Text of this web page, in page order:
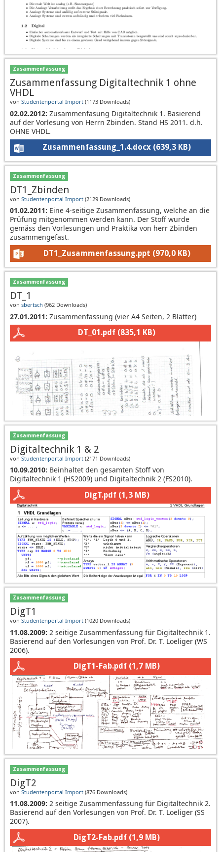
Zusammenfassung
Zusammenfassung Digitaltechnik 1 ohne
VHDL
von Studentenportal Import (1173 Downloads)
02.02.2012: Zusammenfasung Digitaltechnik 1. Basierend
auf der Vorlesung von Herrn Zbinden. Stand HS 2011. d.h.
OHNE VHDL.
Zusammenfassung_1.4.docx (639,3 KB)
Zusammenfassung
DT1_Zbinden
von Studentenportal Import (2129 Downloads)
01.02.2011: Eine 4-seitige Zusammenfassung, welche an die
Prüfung mitgenommen werden kann. Der Stoff wurde
gemäss den Vorlesungen und Praktika von herr Zbinden
zusammengefast.
DT1_Zusammenfassung.ppt (970,0 KB)
Zusammenfassung
DT_1
von sbertsch (962 Downloads)
27.01.2011: Zusammenfassung (vier A4 Seiten, 2 Blätter)
DT_01.pdf (835,1 KB)
Zusammenfassung
Digitaltechnik 1 & 2
von Studentenportal Import (2171 Downloads)
10.09.2010: Beinhaltet den gesamten Stoff von
Digitaltechnik 1 (HS2009) und Digitaltechnik 2 (FS2010).
DigT.pdf (1,3 MB)
Zusammenfassung
DigT1
von Studentenportal Import (1020 Downloads)
11.08.2009: 2 seitige Zusammenfassung für Digitaltechnik 1.
Basierend auf den Vorlesungen von Prof. Dr. T. Loeliger (WS
2006).
DigT1-Fab.pdf (1,7 MB)
Zusammenfassung
DigT2
von Studentenportal Import (876 Downloads)
11.08.2009: 2 seitige Zusammenfassung für Digitaltechnik 2.
Basierend auf den Vorlesungen von Prof. Dr. T. Loeliger (SS
2007).
DigT2-Fab.pdf (1,9 MB)